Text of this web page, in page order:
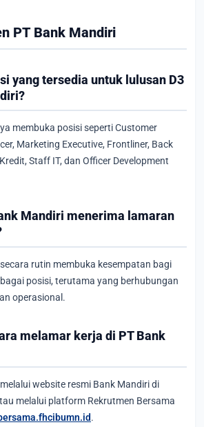
PT Bank Mandiri
yang tersedia untuk lulusan D3
membuka posisi seperti Customer
Marketing Executive, Frontliner, Back
Staff IT, dan Officer Development
Mandiri menerima lamaran
rutin membuka kesempatan bagi
posisi, terutama yang berhubungan
operasional.
melamar kerja di PT Bank
website resmi Bank Mandiri di
melalui platform Rekrutmen Bersama
.